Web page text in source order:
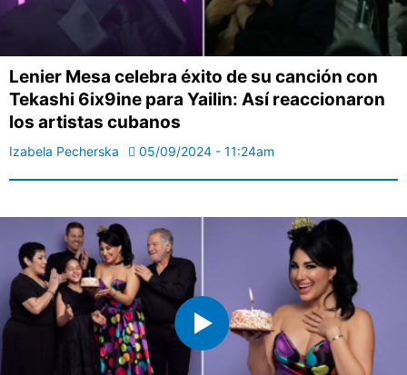
Lenier Mesa celebra éxito de su canción con
Tekashi 6ix9ine para Yailin: Así reaccionaron
los artistas cubanos
Izabela Pecherska 05/09/2024 - 11:24am